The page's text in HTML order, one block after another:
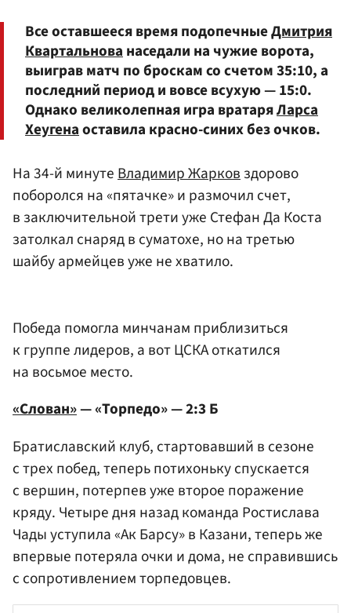
Все оставшееся время подопечныеДмитрия
Квартальнованаседали на чужие ворота,
выиграв матч по броскам со счетом 35:10, а
последний период и вовсе всухую — 15:0.
Однако великолепная игра вратаряЛарса
Хеугенаоставила красно-синих без очков.
На 34-й минуте Владимир Жарков здорово
поборолся на «пятачке» и размочил счет,
в заключительной трети уже Стефан Да Коста
затолкал снаряд в суматохе, но на третью
шайбу армейцев уже не хватило.
Победа помогла минчанам приблизиться
к группе лидеров, а вот ЦСКА откатился
на восьмое место.
«Слован»— «Торпедо» — 2:3 Б
Братиславский клуб, стартовавший в сезоне
с трех побед, теперь потихоньку спускается
с вершин, потерпев уже второе поражение
кряду. Четыре дня назад команда Ростислава
Чады уступила «Ак Барсу» в Казани, теперь же
впервые потеряла очки и дома, не справившись
с сопротивлением торпедовцев.